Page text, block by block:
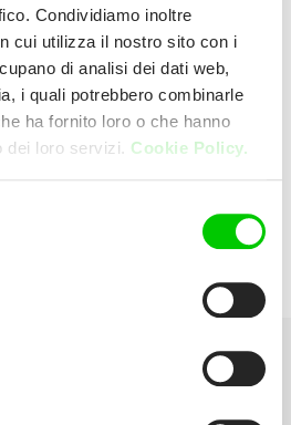
Condividiamo inoltre
cui utilizza il nostro sito con i
di analisi dei dati web,
i quali potrebbero combinarle
ha fornito loro o che hanno
dei loro servizi. Cookie Policy.